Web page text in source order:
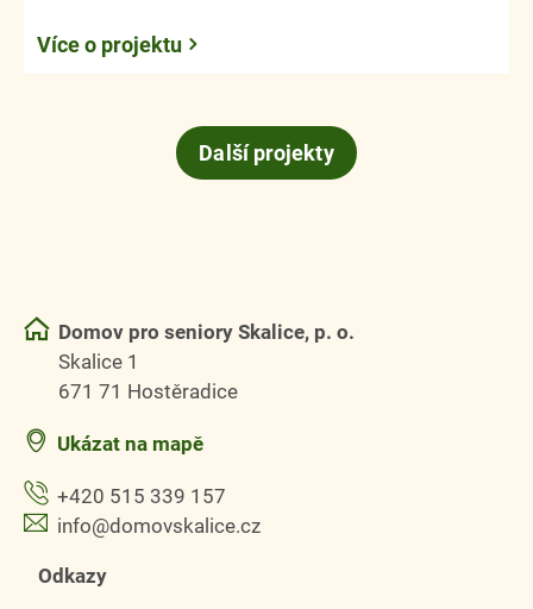
Více o projektu
Další projekty
Domov pro seniory Skalice, p. o.
Skalice 1
671 71 Hostěradice
Ukázat na mapě
+420 515 339 157
info@domovskalice.cz
Odkazy